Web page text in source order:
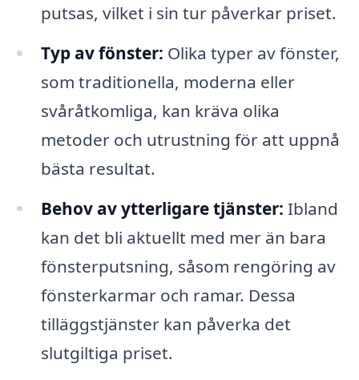
putsas, vilket i sin tur påverkar priset.
Typ av fönster: Olika typer av fönster,
som traditionella, moderna eller
svåråtkomliga, kan kräva olika
metoder och utrustning för att uppnå
bästa resultat.
Behov av ytterligare tjänster: Ibland
kan det bli aktuellt med mer än bara
fönsterputsning, såsom rengöring av
fönsterkarmar och ramar. Dessa
tilläggstjänster kan påverka det
slutgiltiga priset.